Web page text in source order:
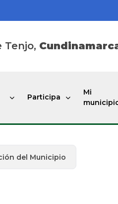
Tenjo,
Participa
Mi
del Municipio